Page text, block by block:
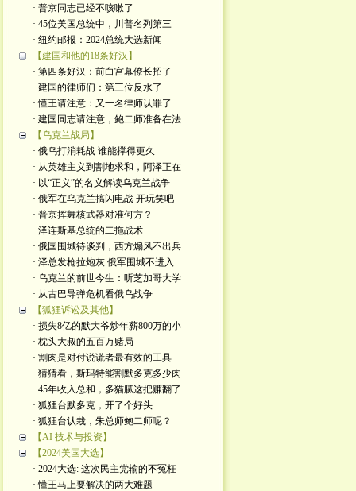
· 普京同志已经不咳嗽了
· 45位美国总统中，川普名列第三
· 纽约邮报：2024总统大选新闻
【建国和他的18条好汉】
· 第四条好汉：前白宫幕僚长招了
· 建国的律师们：第三位反水了
· 懂王请注意：又一名律师认罪了
· 建国同志请注意，鲍二师准备在法
【乌克兰战局】
· 俄乌打消耗战 谁能撑得更久
· 从英雄主义到割地求和，阿泽正在
· 以“正义”的名义解读乌克兰战争
· 俄军在乌克兰搞闪电战 开玩笑吧
· 普京挥舞核武器对准何方？
· 泽连斯基总统的二拖战术
· 俄国围城待谈判，西方煽风不出兵
· 泽总发枪拉炮灰 俄军围城不进入
· 乌克兰的前世今生：听芝加哥大学
· 从古巴导弹危机看俄乌战争
【狐狸诉讼及其他】
· 损失8亿的默大爷炒年薪800万的小
· 枕头大叔的五百万赌局
· 割肉是对付说谎者最有效的工具
· 猜猜看，斯玛特能割默多克多少肉
· 45年收入总和，多猫腻这把赚翻了
· 狐狸台默多克，开了个好头
· 狐狸台认栽，朱总师鲍二师呢？
【AI 技术与投资】
【2024美国大选】
· 2024大选: 这次民主党输的不冤枉
· 懂王马上要解决的两大难题